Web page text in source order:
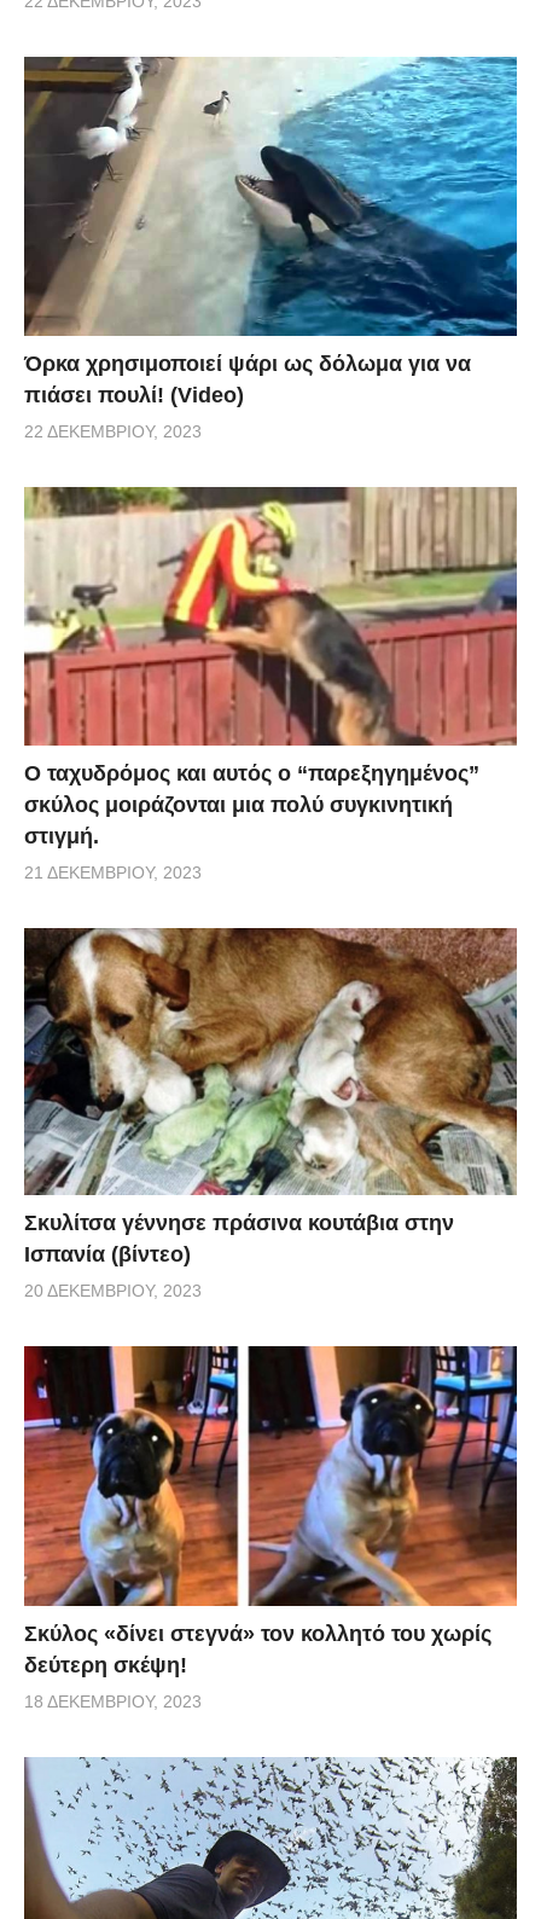
Όρκα χρησιμοποιεί ψάρι ως δόλωμα για να
πιάσει πουλί! (Video)
22 ΔΕΚΕΜΒΡΊΟΥ, 2023
Ο ταχυδρόμος και αυτός ο “παρεξηγημένος”
σκύλος μοιράζονται μια πολύ συγκινητική
στιγμή.
21 ΔΕΚΕΜΒΡΊΟΥ, 2023
Σκυλίτσα γέννησε πράσινα κουτάβια στην
Ισπανία (βίντεο)
20 ΔΕΚΕΜΒΡΊΟΥ, 2023
Σκύλος «δίνει στεγνά» τον κολλητό του χωρίς
δεύτερη σκέψη!
18 ΔΕΚΕΜΒΡΊΟΥ, 2023